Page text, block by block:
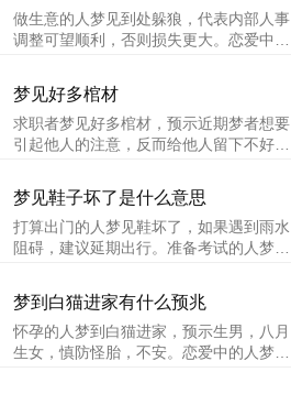
做生意的人梦见到处躲狼，代表内部人事
调整可望顺利，否则损失更大。恋爱中的
如愿成婚。本命年的人梦见到处躲狼，意
味着在求必得，顺利如意，慎防官司谣
言。
梦见好多棺材
求职者梦见好多棺材，预示近期梦者想要
引起他人的注意，反而给他人留下不好的
的财运不佳，你所投资的项目不要冒险，
否则会破财。单身者梦见好多棺材，预示
最近爱情方面会有不少勇敢表白的好时
机，被表白也是有可能的。若明若暗的情
朦胧的情感获得确定的答案。
梦见鞋子坏了是什么意思
打算出门的人梦见鞋坏了，如果遇到雨水
阻碍，建议延期出行。准备考试的人梦见
会影响考试成绩，很难被录取。创业的人
梦见鞋坏了，可能表示你的事业不能顺利
经营，需要重新整顿之后再开始。
梦到白猫进家有什么预兆
怀孕的人梦到白猫进家，预示生男，八月
生女，慎防怪胎，不安。恋爱中的人梦到